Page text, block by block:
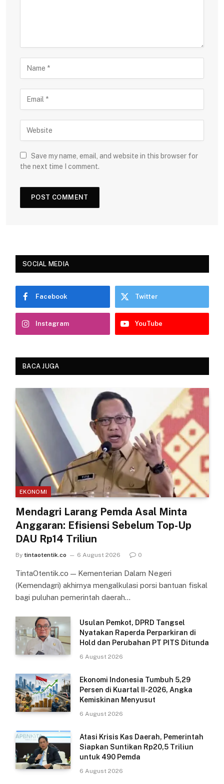
Save my name, email, and website in this browser for
the next time I comment.
SOCIAL MEDIA
Facebook Twitter
Instagram YouTube
BACA JUGA
EKONOMI
Mendagri Larang Pemda Asal Minta
Anggaran: Efisiensi Sebelum Top-Up
DAU Rp14 Triliun
By tintaotentik.co 6 August 2026 0
TintaOtentik.co — Kementerian Dalam Negeri
(Kemendagri) akhirnya mengalkulasi porsi bantuan fiskal
bagi puluhan pemerintah daerah…
Usulan Pemkot, DPRD Tangsel
Nyatakan Raperda Perparkiran di
Hold dan Perubahan PT PITS Ditunda
6 August 2026
Ekonomi Indonesia Tumbuh 5,29
Persen di Kuartal II-2026, Angka
Kemiskinan Menyusut
6 August 2026
Atasi Krisis Kas Daerah, Pemerintah
Siapkan Suntikan Rp20,5 Triliun
untuk 490 Pemda
6 August 2026